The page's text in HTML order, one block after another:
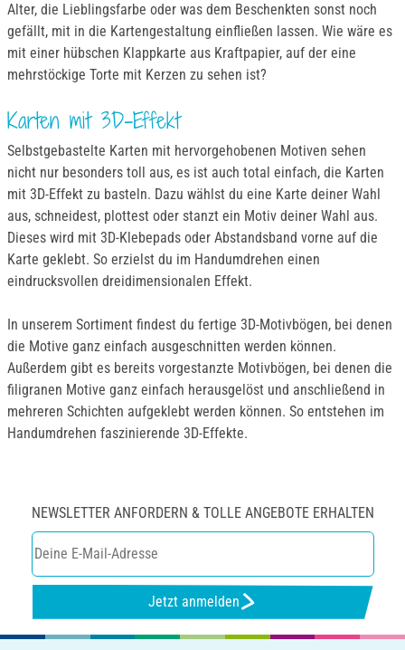
Alter, die Lieblingsfarbe oder was dem Beschenkten sonst noch
gefällt, mit in die Kartengestaltung einfließen lassen. Wie wäre es
mit einer hübschen Klappkarte aus Kraftpapier, auf der eine
mehrstöckige Torte mit Kerzen zu sehen ist?
Karten mit 3D-Effekt
Selbstgebastelte Karten mit hervorgehobenen Motiven sehen
nicht nur besonders toll aus, es ist auch total einfach, die Karten
mit 3D-Effekt zu basteln. Dazu wählst du eine Karte deiner Wahl
aus, schneidest, plottest oder stanzt ein Motiv deiner Wahl aus.
Dieses wird mit 3D-Klebepads oder Abstandsband vorne auf die
Karte geklebt. So erzielst du im Handumdrehen einen
eindrucksvollen dreidimensionalen Effekt.
In unserem Sortiment findest du fertige 3D-Motivbögen, bei denen
die Motive ganz einfach ausgeschnitten werden können.
Außerdem gibt es bereits vorgestanzte Motivbögen, bei denen die
filigranen Motive ganz einfach herausgelöst und anschließend in
mehreren Schichten aufgeklebt werden können. So entstehen im
Handumdrehen faszinierende 3D-Effekte.
NEWSLETTER ANFORDERN & TOLLE ANGEBOTE ERHALTEN
Jetzt anmelden